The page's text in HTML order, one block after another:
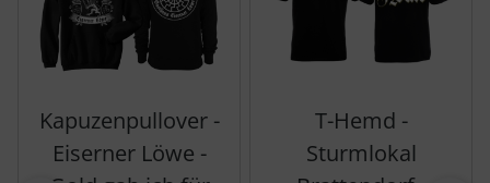
Kapuzenpullover -
Eiserner Löwe -
T-Hemd -
Sturmlokal